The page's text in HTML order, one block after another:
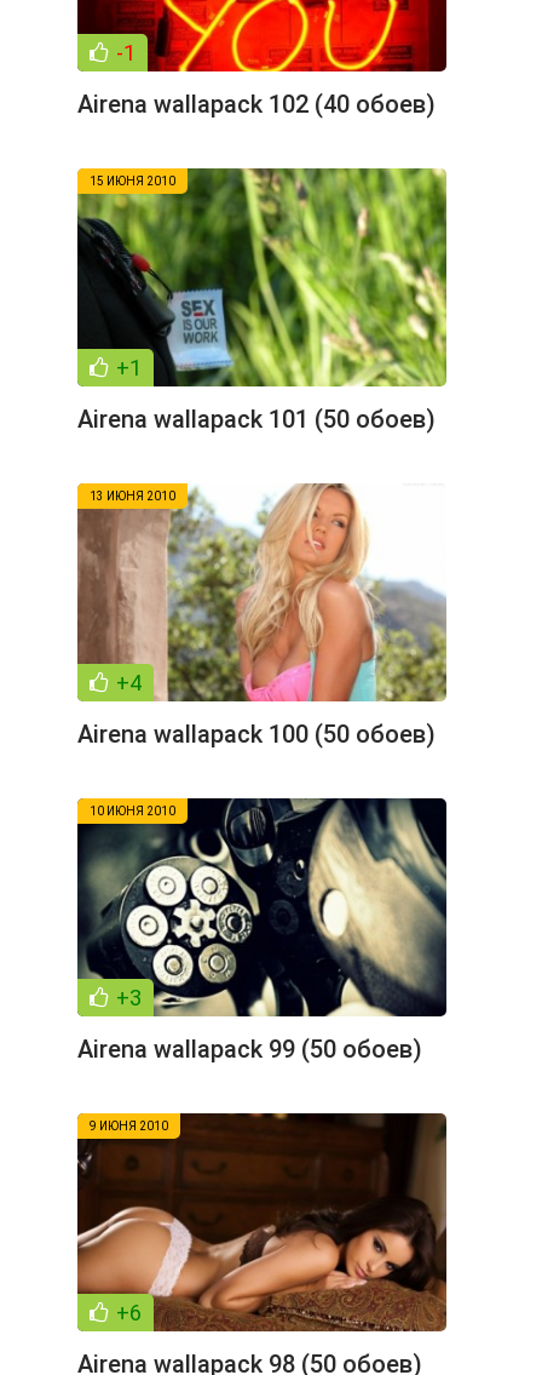
-1
Airena wallapack 102 (40 обоев)
15 ИЮНЯ 2010
+1
Airena wallapack 101 (50 обоев)
13 ИЮНЯ 2010
+4
Airena wallapack 100 (50 обоев)
10 ИЮНЯ 2010
+3
Airena wallapack 99 (50 обоев)
9 ИЮНЯ 2010
+6
Airena wallapack 98 (50 обоев)